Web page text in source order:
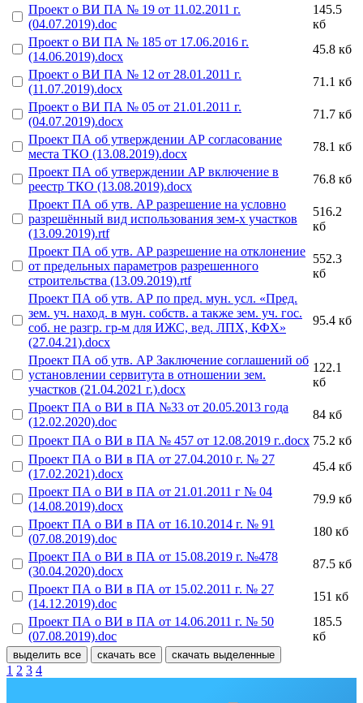
Проект о ВИ ПА № 19 от 11.02.2011 г.
(04.07.2019).doc
145.5
кб
Проект о ВИ ПА № 185 от 17.06.2016 г.
(14.06.2019).docx
45.8 кб
Проект о ВИ ПА № 12 от 28.01.2011 г.
(11.07.2019).docx
71.1 кб
Проект о ВИ ПА № 05 от 21.01.2011 г.
(04.07.2019).docx
71.7 кб
Проект ПА об утверждении АР согласование
места ТКО (13.08.2019).docx
78.1 кб
Проект ПА об утверждении АР включение в
реестр ТКО (13.08.2019).docx
76.8 кб
Проект ПА об утв. АР разрешение на условно
разрешённый вид использования зем-х участков
(13.09.2019).rtf
516.2
кб
Проект ПА об утв. АР разрешение на отклонение
от предельных параметров разрешенного
строительства (13.09.2019).rtf
552.3
кб
Проект ПА об утв. АР по пред. мун. усл. «Пред.
зем. уч. наход. в мун. собств. а также зем. уч. гос.
соб. не разгр. гр-м для ИЖС, вед. ЛПХ, КФХ»
(27.04.21).docx
95.4 кб
Проект ПА об утв. АР Заключение соглашений об
установлении сервитута в отношении зем.
участков (21.04.2021 г.).docx
122.1
кб
Проект ПА о ВИ в ПА №33 от 20.05.2013 года
(12.02.2020).doc
84 кб
Проект ПА о ВИ в ПА № 457 от 12.08.2019 г..docx 75.2 кб
Проект ПА о ВИ в ПА от 27.04.2010 г. № 27
(17.02.2021).docx
45.4 кб
Проект ПА о ВИ в ПА от 21.01.2011 г № 04
(14.08.2019).docx
79.9 кб
Проект ПА о ВИ в ПА от 16.10.2014 г. № 91
(07.08.2019).doc
180 кб
Проект ПА о ВИ в ПА от 15.08.2019 г. №478
(30.04.2020).docx
87.5 кб
Проект ПА о ВИ в ПА от 15.02.2011 г. № 27
(14.12.2019).doc
151 кб
Проект ПА о ВИ в ПА от 14.06.2011 г. № 50
(07.08.2019).doc
185.5
кб
выделить все скачать все скачать выделенные
1 2 3 4